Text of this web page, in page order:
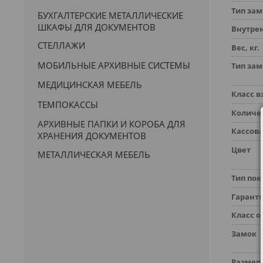
БУХГАЛТЕРСКИЕ МЕТАЛЛИЧЕСКИЕ
ШКАФЫ ДЛЯ ДОКУМЕНТОВ
СТЕЛЛАЖИ
МОБИЛЬНЫЕ АРХИВНЫЕ СИСТЕМЫ
МЕДИЦИНСКАЯ МЕБЕЛЬ
ТЕМПОКАССЫ
АРХИВНЫЕ ПАПКИ И КОРОБА ДЛЯ
ХРАНЕНИЯ ДОКУМЕНТОВ
МЕТАЛЛИЧЕСКАЯ МЕБЕЛЬ
Тип
Вес, кг.
Тип
Класс
Цвет
Тип
Класс
Замок